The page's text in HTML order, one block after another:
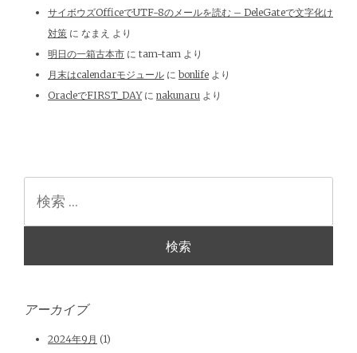
サイボウズOfficeでUTF-8のメールを読む – DeleGateで文字化け
対策 に なまえ より
明日の一箱古本市 に tam-tam より
月末はcalendarモジュール に bonlife より
OracleでFIRST_DAYに nakunaru より
アーカイブ
2024年9月 (1)